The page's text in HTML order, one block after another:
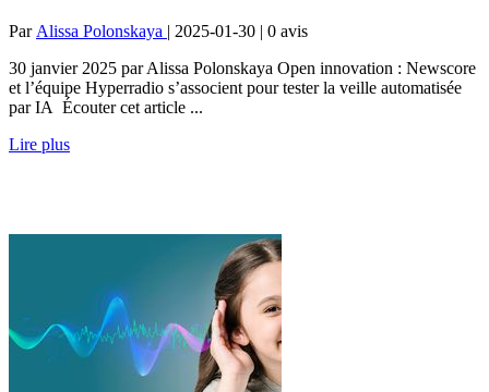
Par Alissa Polonskaya | 2025-01-30 | 0 avis
30 janvier 2025 par Alissa Polonskaya Open innovation : Newscore
et l’équipe Hyperradio s’associent pour tester la veille automatisée
par IA Écouter cet article ...
Lire plus